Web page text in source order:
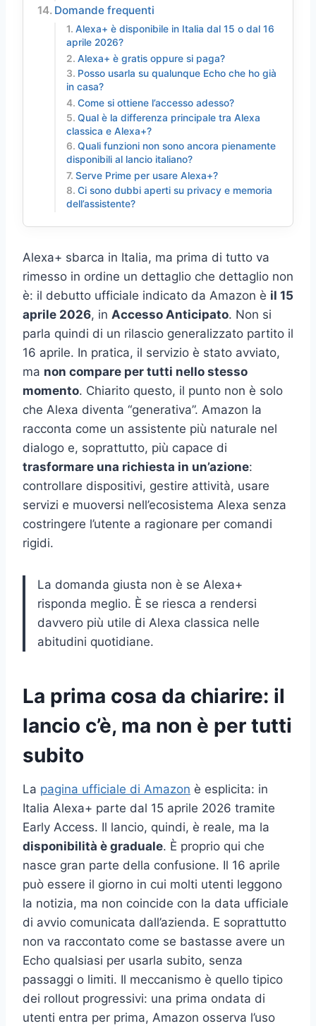
Domande frequenti
Alexa+ è disponibile in Italia dal 15 o dal 16
aprile 2026?
Alexa+ è gratis oppure si paga?
Posso usarla su qualunque Echo che ho già
in casa?
Come si ottiene l’accesso adesso?
Qual è la differenza principale tra Alexa
classica e Alexa+?
Quali funzioni non sono ancora pienamente
disponibili al lancio italiano?
Serve Prime per usare Alexa+?
Ci sono dubbi aperti su privacy e memoria
dell’assistente?
Alexa+ sbarca in Italia, ma prima di tutto va
rimesso in ordine un dettaglio che dettaglio non
è: il debutto ufficiale indicato da Amazon è il 15
aprile 2026, in Accesso Anticipato. Non si
parla quindi di un rilascio generalizzato partito il
16 aprile. In pratica, il servizio è stato avviato,
ma non compare per tutti nello stesso
momento. Chiarito questo, il punto non è solo
che Alexa diventa “generativa”. Amazon la
racconta come un assistente più naturale nel
dialogo e, soprattutto, più capace di
trasformare una richiesta in un’azione:
controllare dispositivi, gestire attività, usare
servizi e muoversi nell’ecosistema Alexa senza
costringere l’utente a ragionare per comandi
rigidi.
La domanda giusta non è se Alexa+
risponda meglio. È se riesca a rendersi
davvero più utile di Alexa classica nelle
abitudini quotidiane.
La prima cosa da chiarire: il
lancio c’è, ma non è per tutti
subito
La pagina ufficiale di Amazon è esplicita: in
Italia Alexa+ parte dal 15 aprile 2026 tramite
Early Access. Il lancio, quindi, è reale, ma la
disponibilità è graduale. È proprio qui che
nasce gran parte della confusione. Il 16 aprile
può essere il giorno in cui molti utenti leggono
la notizia, ma non coincide con la data ufficiale
di avvio comunicata dall’azienda. E soprattutto
non va raccontato come se bastasse avere un
Echo qualsiasi per usarla subito, senza
passaggi o limiti. Il meccanismo è quello tipico
dei rollout progressivi: una prima ondata di
utenti entra per prima, Amazon osserva l’uso